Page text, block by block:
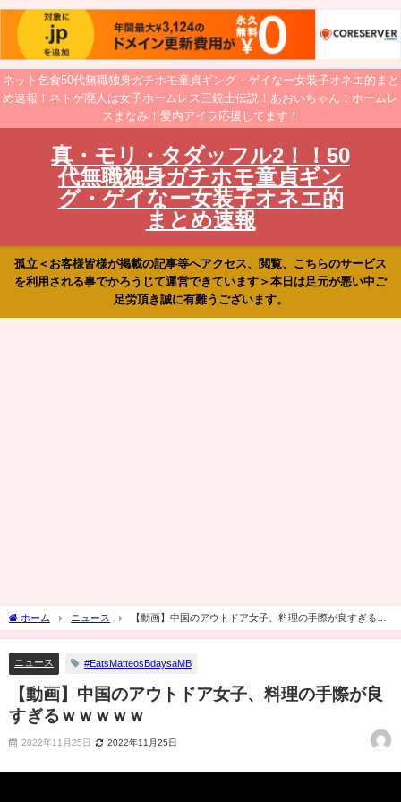
ネット乞食50代無職独身ガチホモ童貞ギング・ゲイなー女装子オネエ的まと
め速報！ネトゲ廃人は女子ホームレス三銃士伝説！あおいちゃん！ホームレ
スまなみ！愛内アイラ応援してます！
真・モリ・タダッフル2！！50
代無職独身ガチホモ童貞ギン
グ・ゲイなー女装子オネエ的
まとめ速報
孤立＜お客様皆様が掲載の記事等へアクセス、閲覧、こちらのサービス
を利用される事でかろうじて運営できています＞本日は足元が悪い中ご
足労頂き誠に有難うございます。
ホーム ニュース
【動画】中国のアウトドア女子、料理の手際が良すぎるｗ
ｗｗｗｗ
ニュース #EatsMatteosBdaysaMB
【動画】中国のアウトドア女子、料理の手際が良
すぎるｗｗｗｗｗ
2022年11月25日 2022年11月25日